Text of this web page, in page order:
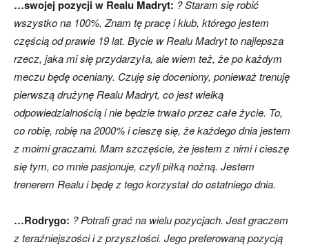
…swojej pozycji w Realu Madryt: ? Staram się robić
wszystko na 100%. Znam tę pracę i klub, którego jestem
częścią od prawie 19 lat. Bycie w Realu Madryt to najlepsza
rzecz, jaka mi się przydarzyła, ale wiem też, że po każdym
meczu będę oceniany. Czuję się doceniony, ponieważ trenuję
pierwszą drużynę Realu Madryt, co jest wielką
odpowiedzialnością i nie będzie trwało przez całe życie. To,
co robię, robię na 2000% i cieszę się, że każdego dnia jestem
z moimi graczami. Mam szczęście, że jestem z nimi i cieszę
się tym, co mnie pasjonuje, czyli piłką nożną. Jestem
trenerem Realu i będę z tego korzystał do ostatniego dnia.
…Rodrygo: ? Potrafi grać na wielu pozycjach. Jest graczem
z teraźniejszości i z przyszłości. Jego preferowaną pozycją